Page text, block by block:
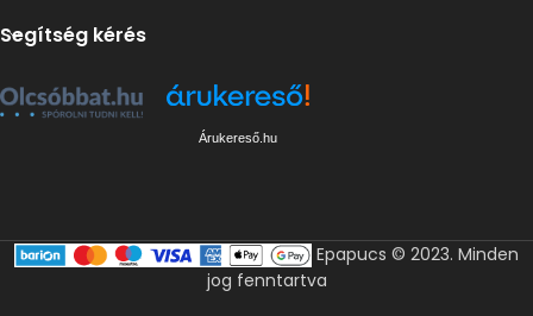
Segítség kérés
Árukereső.hu
Epapucs © 2023. Minden
jog fenntartva